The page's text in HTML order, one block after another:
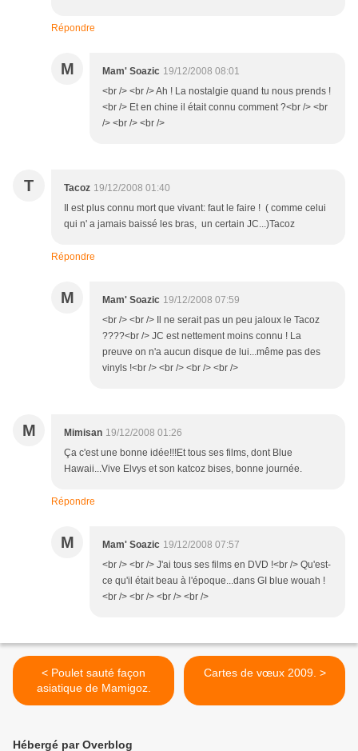
Répondre
M Mam' Soazic 19/12/2008 08:01
<br /> <br /> Ah ! La nostalgie quand tu nous prends !
<br /> Et en chine il était connu comment ?<br /> <br
/> <br /> <br />
T Tacoz 19/12/2008 01:40
Il est plus connu mort que vivant: faut le faire ! ( comme celui
qui n' a jamais baissé les bras, un certain JC...)Tacoz
Répondre
M Mam' Soazic 19/12/2008 07:59
<br /> <br /> Il ne serait pas un peu jaloux le Tacoz
????<br /> JC est nettement moins connu ! La
preuve on n'a aucun disque de lui...même pas des
vinyls !<br /> <br /> <br /> <br />
M Mimisan 19/12/2008 01:26
Ça c'est une bonne idée!!!Et tous ses films, dont Blue
Hawaii...Vive Elvys et son katcoz bises, bonne journée.
Répondre
M Mam' Soazic 19/12/2008 07:57
<br /> <br /> J'ai tous ses films en DVD !<br /> Qu'est-
ce qu'il était beau à l'époque...dans GI blue wouah !
<br /> <br /> <br /> <br />
< Poulet sauté façon
asiatique de Mamigoz.
Cartes de vœux 2009. >
Hébergé par Overblog